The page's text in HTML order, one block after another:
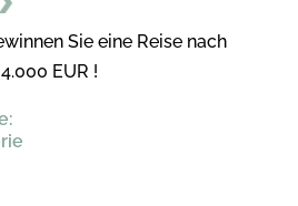
Sie eine Reise nach
EUR !